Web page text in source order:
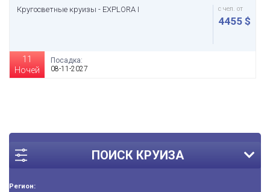
ПОИСК КРУИЗА
Регион:
Кругосветные круизы - EXPLORA I с чел. от
4455 $
11
Ночей
Посадка:
08-11-2027